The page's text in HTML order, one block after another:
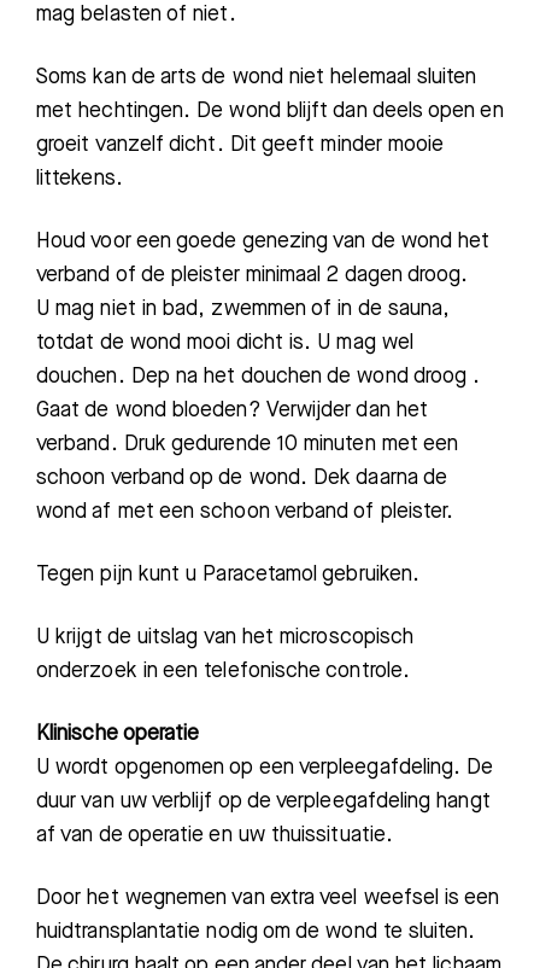
mag belasten of niet.
Soms kan de arts de wond niet helemaal sluiten
met hechtingen. De wond blijft dan deels open en
groeit vanzelf dicht. Dit geeft minder mooie
littekens.
Houd voor een goede genezing van de wond het
verband of de pleister minimaal 2 dagen droog.
U mag niet in bad, zwemmen of in de sauna,
totdat de wond mooi dicht is. U mag wel
douchen. Dep na het douchen de wond droog .
Gaat de wond bloeden? Verwijder dan het
verband. Druk gedurende 10 minuten met een
schoon verband op de wond. Dek daarna de
wond af met een schoon verband of pleister.
Tegen pijn kunt u Paracetamol gebruiken.
U krijgt de uitslag van het microscopisch
onderzoek in een telefonische controle.
Klinische operatie
U wordt opgenomen op een verpleegafdeling. De
duur van uw verblijf op de verpleegafdeling hangt
af van de operatie en uw thuissituatie.
Door het wegnemen van extra veel weefsel is een
huidtransplantatie nodig om de wond te sluiten.